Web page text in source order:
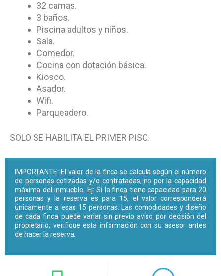
32 camas.
3 baños.
Piscina adultos y niños.
Sala.
Comedor.
Cocina con dotación básica.
Kiosco.
Asador.
Wifi.
Parqueadero.
SOLO SE HABILITA EL PRIMER PISO.
IMPORTANTE: El valor de la finca se calcula según el número
de personas cotizadas y/o contratadas, no por la capacidad
máxima del inmueble. Ej: Si la finca tiene capacidad para 20
personas y la reserva es para 15, el valor corresponderá
únicamente a esas 15 personas. Las comodidades y diseño
de cada finca puede variar sin previo aviso por decisión del
propietario, verifique esta información con su asesor antes
de hacer la reserva.